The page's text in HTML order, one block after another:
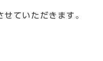
ていただきます。